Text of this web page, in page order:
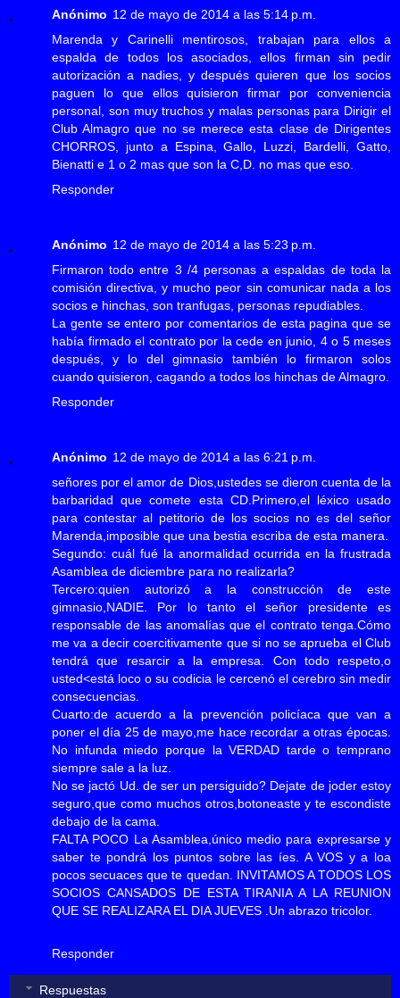
Anónimo 12 de mayo de 2014 a las 5:14 p.m.
Marenda y Carinelli mentirosos, trabajan para ellos a
espalda de todos los asociados, ellos firman sin pedir
autorización a nadies, y después quieren que los socios
paguen lo que ellos quisieron firmar por conveniencia
personal, son muy truchos y malas personas para Dirigir el
Club Almagro que no se merece esta clase de Dirigentes
CHORROS, junto a Espina, Gallo, Luzzi, Bardelli, Gatto,
Bienatti e 1 o 2 mas que son la C,D. no mas que eso.
Responder
Anónimo 12 de mayo de 2014 a las 5:23 p.m.
Firmaron todo entre 3 /4 personas a espaldas de toda la
comisión directiva, y mucho peor sin comunicar nada a los
socios e hinchas, son tranfugas, personas repudiables.
La gente se entero por comentarios de esta pagina que se
había firmado el contrato por la cede en junio, 4 o 5 meses
después, y lo del gimnasio también lo firmaron solos
cuando quisieron, cagando a todos los hinchas de Almagro.
Responder
Anónimo 12 de mayo de 2014 a las 6:21 p.m.
señores por el amor de Dios,ustedes se dieron cuenta de la
barbaridad que comete esta CD.Primero,el léxico usado
para contestar al petitorio de los socios no es del señor
Marenda,imposible que una bestia escriba de esta manera.
Segundo: cuál fué la anormalidad ocurrida en la frustrada
Asamblea de diciembre para no realizarla?
Tercero:quien autorizó a la construcción de este
gimnasio,NADIE. Por lo tanto el señor presidente es
responsable de las anomalías que el contrato tenga.Cómo
me va a decir coercitivamente que si no se aprueba el Club
tendrá que resarcir a la empresa. Con todo respeto,o
usted<está loco o su codicia le cercenó el cerebro sin medir
consecuencias.
Cuarto:de acuerdo a la prevención policíaca que van a
poner el día 25 de mayo,me hace recordar a otras épocas.
No infunda miedo porque la VERDAD tarde o temprano
siempre sale a la luz.
No se jactó Ud. de ser un persiguido? Dejate de joder estoy
seguro,que como muchos otros,botoneaste y te escondiste
debajo de la cama.
FALTA POCO La Asamblea,único medio para expresarse y
saber te pondrá los puntos sobre las íes. A VOS y a loa
pocos secuaces que te quedan. INVITAMOS A TODOS LOS
SOCIOS CANSADOS DE ESTA TIRANIA A LA REUNION
QUE SE REALIZARA EL DIA JUEVES .Un abrazo tricolor.
Responder
Respuestas